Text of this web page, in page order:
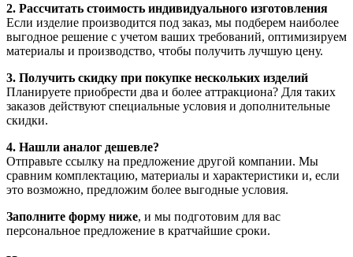
2. Рассчитать стоимость индивидуального изготовления
Если изделие производится под заказ, мы подберем наиболее
выгодное решение с учетом ваших требований, оптимизируем
материалы и производство, чтобы получить лучшую цену.
3. Получить скидку при покупке нескольких изделий
Планируете приобрести два и более аттракциона? Для таких
заказов действуют специальные условия и дополнительные
скидки.
4. Нашли аналог дешевле?
Отправьте ссылку на предложение другой компании. Мы
сравним комплектацию, материалы и характеристики и, если
это возможно, предложим более выгодные условия.
Заполните форму ниже, и мы подготовим для вас
персональное предложение в кратчайшие сроки.